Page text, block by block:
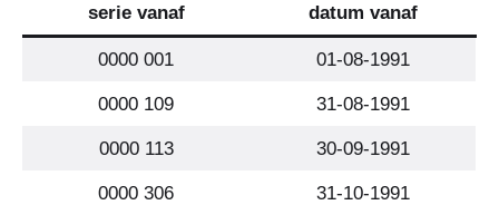
serie vanaf datum vanaf
0000 001 01-08-1991
0000 109 31-08-1991
0000 113 30-09-1991
0000 306 31-10-1991